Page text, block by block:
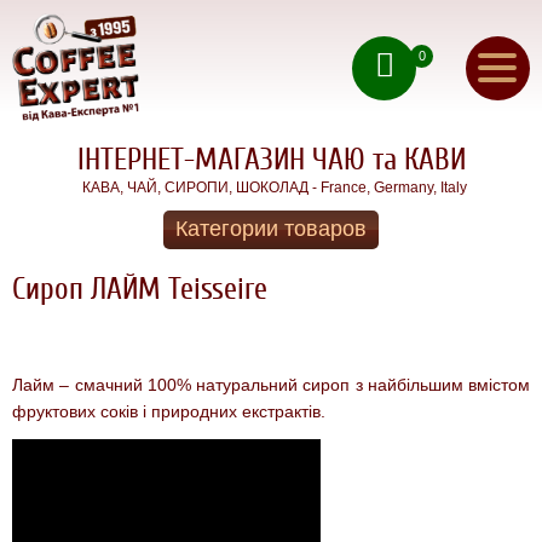
ІНТЕРНЕТ-МАГАЗИН ЧАЮ та КАВИ
КАВА, ЧАЙ, СИРОПИ, ШОКОЛАД - France, Germany, Italy
0
Акції
Оплата
Контакти
ua
(050) 71 00 222
(067) 11 00 222
(093) 70 12 222
Зворотнiй дзвінок
Категории товаров
СИРОПИ
Чай для
ДОМУ та
ОФIСУ
КАВА для
ДОМУ
Гарячий
Сироп ЛАЙМ Teisseire
Лайм – смачний 100% натуральний сироп з найбільшим вмістом
фруктових соків і природних екстрактів.